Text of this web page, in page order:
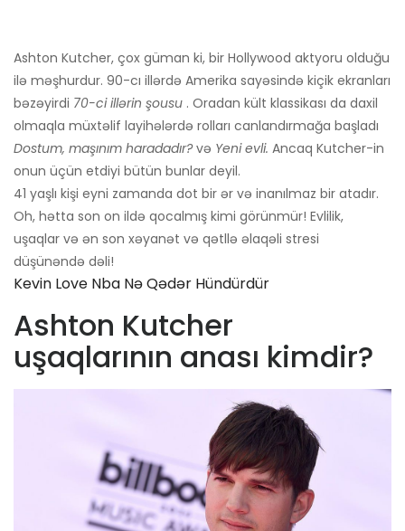
Ashton Kutcher, çox güman ki, bir Hollywood aktyoru olduğu
ilə məşhurdur. 90-cı illərdə Amerika sayəsində kiçik ekranları
bəzəyirdi 70-ci illərin şousu . Oradan kült klassikası da daxil
olmaqla müxtəlif layihələrdə rolları canlandırmağa başladı
Dostum, maşınım haradadır?və Yeni evli. Ancaq Kutcher-in
onun üçün etdiyi bütün bunlar deyil.
41 yaşlı kişi eyni zamanda dot bir ər və inanılmaz bir atadır.
Oh, hətta son on ildə qocalmış kimi görünmür! Evlilik,
uşaqlar və ən son xəyanət və qətllə əlaqəli stresi
düşünəndə dəli!
Kevin Love Nba Nə Qədər Hündürdür
Ashton Kutcher
uşaqlarının anası kimdir?